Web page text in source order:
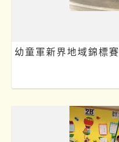
幼童軍新界地域錦標賽